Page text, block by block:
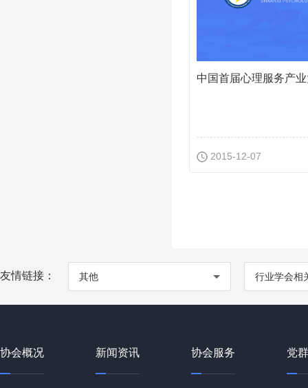
中国首届心理服务产
2015-12-07
友情链接： 其他 行业学会相
协会概况 新闻资讯 协会服务 党